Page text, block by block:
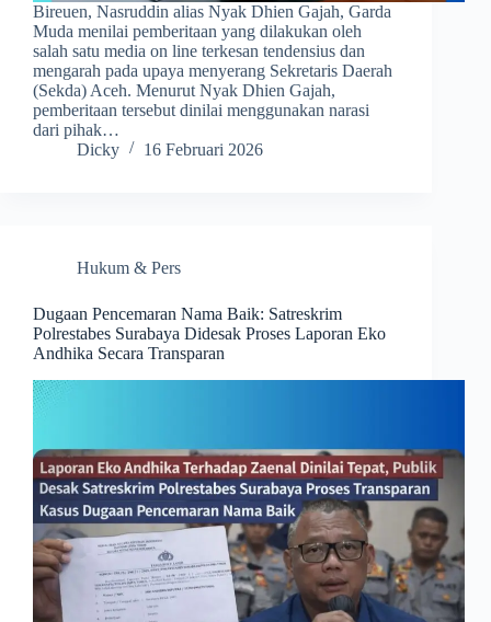
Bireuen, Nasruddin alias Nyak Dhien Gajah, Garda
Muda menilai pemberitaan yang dilakukan oleh
salah satu media on line terkesan tendensius dan
mengarah pada upaya menyerang Sekretaris Daerah
(Sekda) Aceh. Menurut Nyak Dhien Gajah,
pemberitaan tersebut dinilai menggunakan narasi
dari pihak…
Dicky
16 Februari 2026
Hukum & Pers
Dugaan Pencemaran Nama Baik: Satreskrim
Polrestabes Surabaya Didesak Proses Laporan Eko
Andhika Secara Transparan